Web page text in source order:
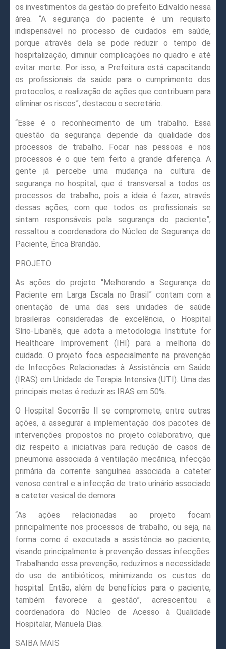
os investimentos da gestão do prefeito Edivaldo nessa
área. “A segurança do paciente é um requisito
indispensável no processo de cuidados em saúde,
porque através dela se pode reduzir o tempo de
hospitalização, diminuir complicações no quadro e até
evitar morte. Por isso, a Prefeitura está capacitando
os profissionais da saúde para o cumprimento dos
protocolos, e realização de ações que contribuam para
eliminar os riscos”, destacou o secretário.
“Esse é o reconhecimento de um trabalho. Essa
questão da segurança depende da qualidade dos
processos de trabalho. Focar nas pessoas e nos
processos é o que tem feito a grande diferença. A
gente já percebe uma mudança na cultura de
segurança no hospital, que é transversal a todos os
processos de trabalho, pois a ideia é fazer, através
dessas ações, com que todos os profissionais se
sintam responsáveis pela segurança do paciente”,
ressaltou a coordenadora do Núcleo de Segurança do
Paciente, Érica Brandão.
PROJETO
As ações do projeto “Melhorando a Segurança do
Paciente em Larga Escala no Brasil” contam com a
orientação de uma das seis unidades de saúde
brasileiras consideradas de excelência, o Hospital
Sírio-Libanês, que adota a metodologia Institute for
Healthcare Improvement (IHI) para a melhoria do
cuidado. O projeto foca especialmente na prevenção
de Infecções Relacionadas à Assistência em Saúde
(IRAS) em Unidade de Terapia Intensiva (UTI). Uma das
principais metas é reduzir as IRAS em 50%.
O Hospital Socorrão II se compromete, entre outras
ações, a assegurar a implementação dos pacotes de
intervenções propostos no projeto colaborativo, que
diz respeito a iniciativas para redução de casos de
pneumonia associada à ventilação mecânica, infecção
primária da corrente sanguínea associada a cateter
venoso central e a infecção de trato urinário associado
a cateter vesical de demora.
“As ações relacionadas ao projeto focam
principalmente nos processos de trabalho, ou seja, na
forma como é executada a assistência ao paciente,
visando principalmente à prevenção dessas infecções.
Trabalhando essa prevenção, reduzimos a necessidade
do uso de antibióticos, minimizando os custos do
hospital. Então, além de benefícios para o paciente,
também favorece a gestão”, acrescentou a
coordenadora do Núcleo de Acesso à Qualidade
Hospitalar, Manuela Dias.
SAIBA MAIS